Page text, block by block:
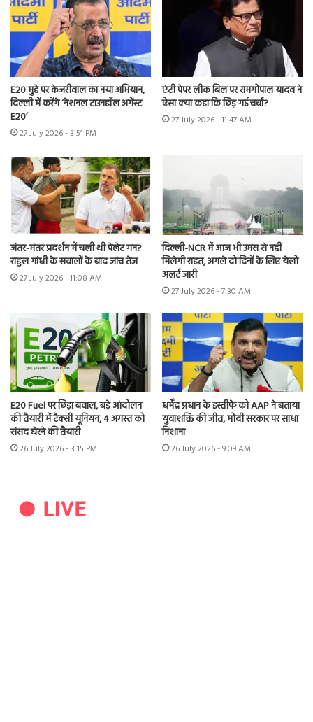
E20 मुद्दे पर केजरीवाल का नया अभियान,
दिल्ली में करेंगे ‘नेशनल टाउनहॉल अगेंस्ट
E20’
27 July 2026 - 3:51 PM
एंटी पेपर लीक बिल पर रामगोपाल यादव ने
ऐसा क्या कहा कि छिड़ गई चर्चा?
27 July 2026 - 11:47 AM
जंतर-मंतर प्रदर्शन में चली थी पेलेट गन?
राहुल गांधी के सवालों के बाद जांच तेज
27 July 2026 - 11:08 AM
दिल्ली-NCR में आज भी उमस से नहीं
मिलेगी राहत, अगले दो दिनों के लिए येलो
अलर्ट जारी
27 July 2026 - 7:30 AM
E20 Fuel पर छिड़ा बवाल, बड़े आंदोलन
की तैयारी में टैक्सी यूनियन, 4 अगस्त को
संसद घेरने की तैयारी
26 July 2026 - 3:15 PM
धर्मेंद्र प्रधान के इस्तीफे को AAP ने बताया
युवाशक्ति की जीत, मोदी सरकार पर साधा
निशाना
26 July 2026 - 9:09 AM